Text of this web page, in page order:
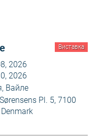
Виставка
2026
2026
Вайле
Pl. 5, 7100